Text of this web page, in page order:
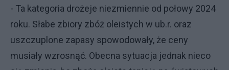
- Ta kategoria drożeje niezmiennie od połowy 2024
roku. Słabe zbiory zbóż oleistych w ub.r. oraz
uszczuplone zapasy spowodowały, że ceny
musiały wzrosnąć. Obecna sytuacja jednak nieco